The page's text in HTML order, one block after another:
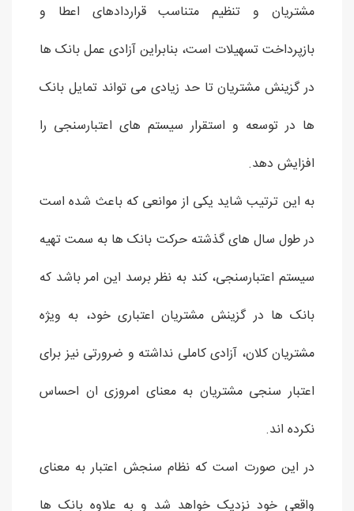
مشتریان و تنظیم متناسب قراردادهای اعطا و
بازپرداخت تسهیلات است، بنابراین آزادی عمل بانک ها
در گزینش مشتریان تا حد زیادی می تواند تمایل بانک
ها در توسعه و استقرار سیستم های اعتبارسنجی را
افزایش دهد.
به این ترتیب شاید یکی از موانعی که باعث شده است
در طول سال های گذشته حرکت بانک ها به سمت تهیه
سیستم اعتبارسنجی، کند به نظر برسد این امر باشد که
بانک ها در گزینش مشتریان اعتباری خود، به ویژه
مشتریان کلان، آزادی کاملی نداشته و ضرورتی نیز برای
اعتبار سنجی مشتریان به معنای امروزی ان احساس
نکرده اند.
در این صورت است که نظام سنجش اعتبار به معنای
واقعی خود نزدیک خواهد شد و به علاوه بانک ها